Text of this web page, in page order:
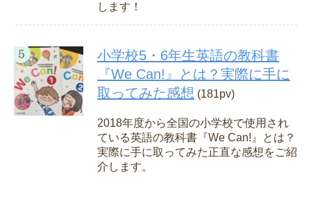
します！
小学校5・6年生英語の教科書
『We Can!』とは？実際に手に
取ってみた感想 (181pv)
2018年度から全国の小学校で使用され
ている英語の教科書『We Can!』とは？
実際に手に取ってみた正直な感想をご紹
介します。